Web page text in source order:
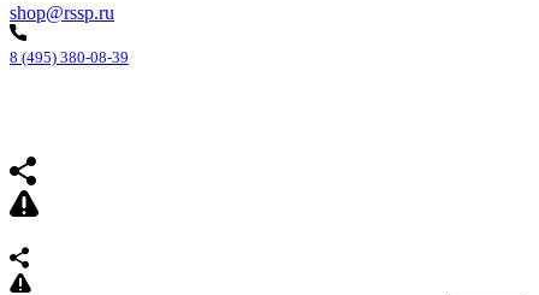
shop@rssp.ru
8 (495) 380-08-39